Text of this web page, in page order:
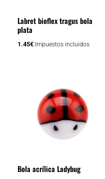
Labret bioflex tragus bola
plata
1.45€ Impuestos incluidos
Bola acrílica Ladybug